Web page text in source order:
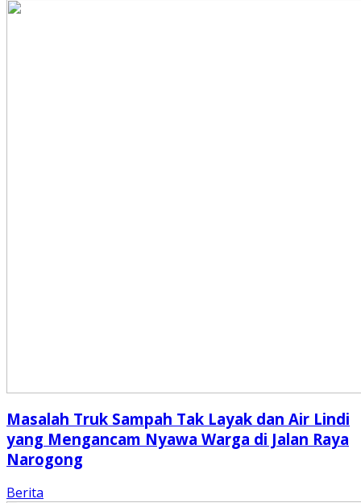
Masalah Truk Sampah Tak Layak dan Air Lindi
yang Mengancam Nyawa Warga di Jalan Raya
Narogong
Berita